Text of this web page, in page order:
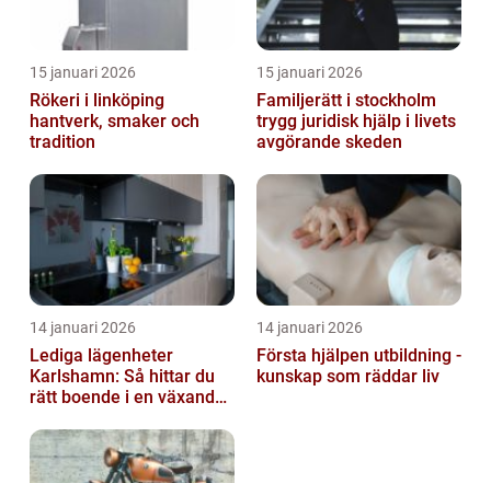
15 januari 2026
Rökeri i linköping
hantverk, smaker och
tradition
15 januari 2026
Familjerätt i stockholm
trygg juridisk hjälp i livets
avgörande skeden
14 januari 2026
Lediga lägenheter
Karlshamn: Så hittar du
rätt boende i en växande
14 januari 2026
Första hjälpen utbildning -
kunskap som räddar liv